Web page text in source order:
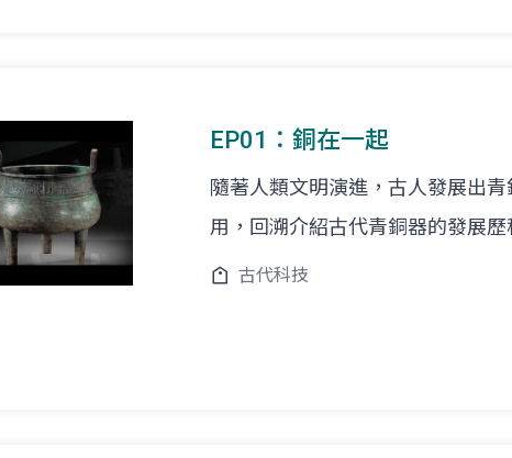
EP01：銅在一起
隨著人類文明演進，古人發展出
用，回溯介紹古代青銅器的發展歷
古代科技